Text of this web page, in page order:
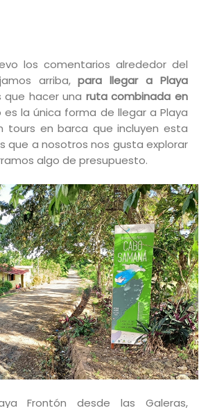
los comentarios alrededor del
arriba,para llegar a Playa
que hacer una ruta combinada en
es la única forma de llegar a Playa
tours en barca que incluyen esta
que a nosotros nos gusta explorar
algo de presupuesto.
Frontón desde las Galeras,